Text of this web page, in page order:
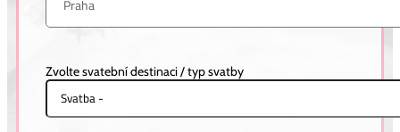
Nicola & Kristýna
MAURICIUS
Zvolte svatební destinaci / typ svatby